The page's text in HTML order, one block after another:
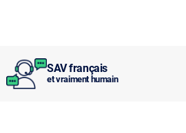
SAV français
et vraiment humain